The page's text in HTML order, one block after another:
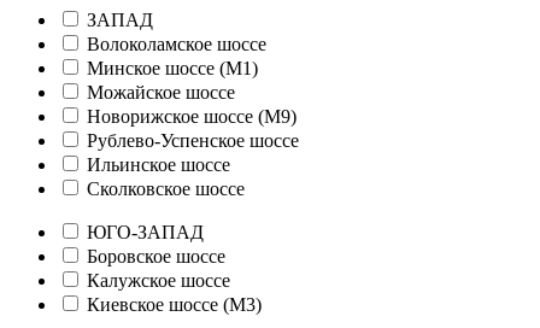
ЗАПАД
Волоколамское шоссе
Минское шоссе (М1)
Можайское шоссе
Новорижское шоссе (М9)
Рублево-Успенское шоссе
Ильинское шоссе
Сколковское шоссе
ЮГО-ЗАПАД
Боровское шоссе
Калужское шоссе
Киевское шоссе (М3)